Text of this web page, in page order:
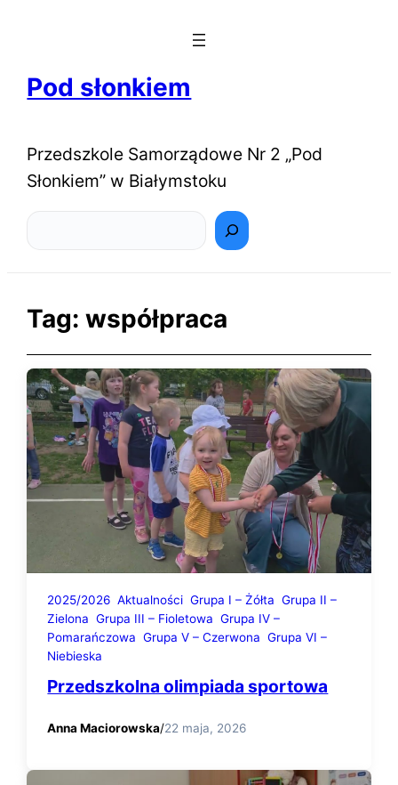
Pod słonkiem
Przedszkole Samorządowe Nr 2 „Pod
Słonkiem” w Białymstoku
Tag:współpraca
2025/2026 Aktualności Grupa I – Żółta Grupa II –
Zielona Grupa III – Fioletowa Grupa IV –
Pomarańczowa Grupa V – Czerwona Grupa VI –
Niebieska
Przedszkolna olimpiada sportowa
Anna Maciorowska/22 maja, 2026